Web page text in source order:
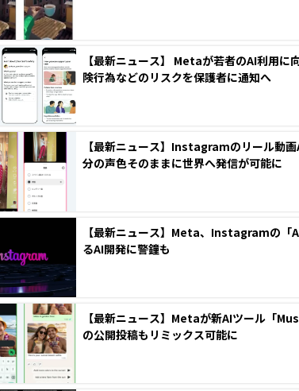
【最新ニュース】 Metaが若者のAI利用に
険行為などのリスクを保護者に通知へ
【最新ニュース】Instagramのリール動
分の声色そのままに世界へ発信が可能に
【最新ニュース】Meta、Instagramの「
るAI開発に警鐘も
【最新ニュース】Metaが新AIツール「
の公開投稿もリミックス可能に